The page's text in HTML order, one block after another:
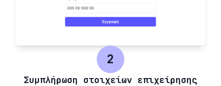
2
Συμπλήρωση στοιχείων επιχείρησης